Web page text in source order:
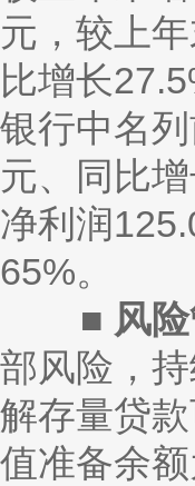
元，较上
比增长
银行中名
元、同比
净利润
65%。
■ 风
部风险，
解存量贷
值准备余